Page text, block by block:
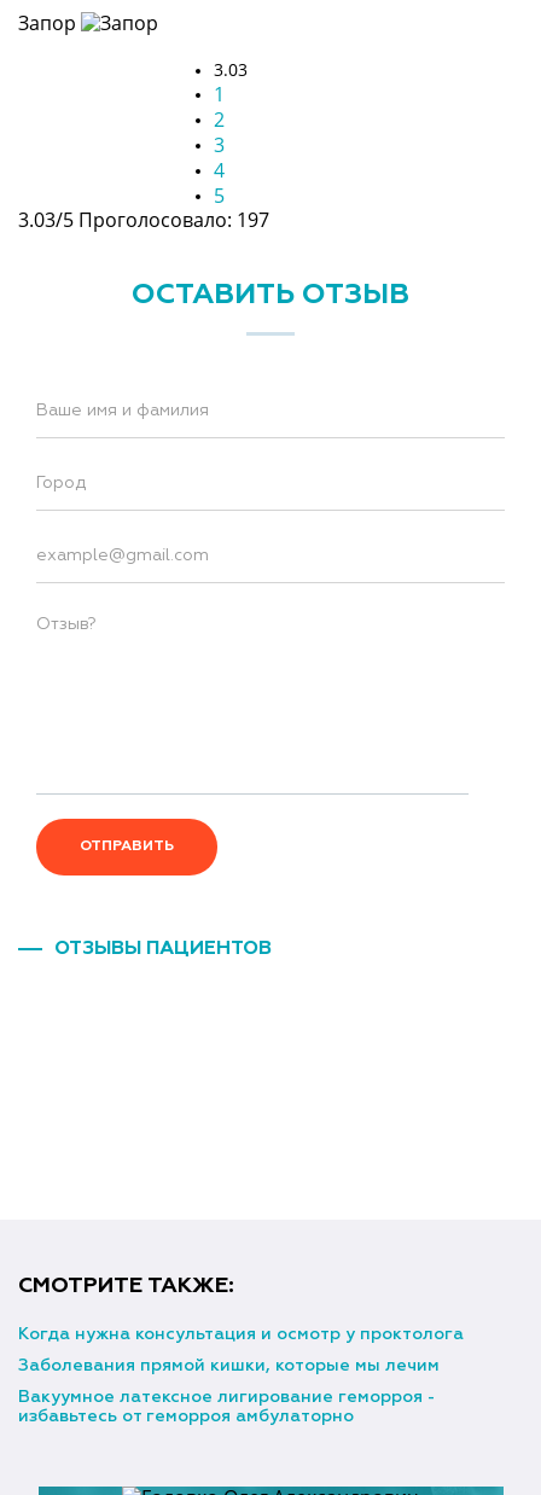
Запор
3.03
1
2
3
4
5
3.03/5 Проголосовало: 197
ОСТАВИТЬ ОТЗЫВ
ОТПРАВИТЬ
ОТЗЫВЫ ПАЦИЕНТОВ
СМОТРИТЕ ТАКЖЕ:
Когда нужна консультация и осмотр у проктолога
Заболевания прямой кишки, которые мы лечим
Вакуумное латексное лигирование геморроя -
избавьтесь от геморроя амбулаторно